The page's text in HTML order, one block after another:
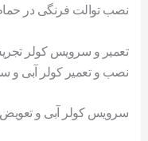
نصب توالت فرنگی در
تعمیر و سرویس کولر
نصب و تعمیر کولر آبی و
سرویس کولر آبی و